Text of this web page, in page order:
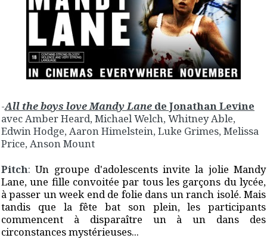
-All the boys love Mandy Lane de Jonathan Levine
avec Amber Heard, Michael Welch, Whitney Able,
Edwin Hodge, Aaron Himelstein, Luke Grimes, Melissa
Price, Anson Mount
Pitch:Un groupe d'adolescents invite la jolie Mandy
Lane, une fille convoitée par tous les garçons du lycée,
à passer un week end de folie dans un ranch isolé. Mais
tandis que la fête bat son plein, les participants
commencent à disparaître un à un dans des
circonstances mystérieuses...